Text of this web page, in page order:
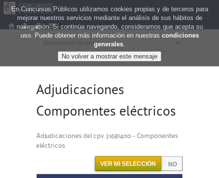
Adjudicaciones
Componentes eléctricos
Adjudicaciones del cpv 31681400 - Componentes
eléctricos
VER MI SELECCIÓN
En Concursos Públicos utilizamos cookies propias y de terceros para
mejorar nuestros servicios mediante el análisis de sus hábitos de
navegación. Si continúa navegando, consideramos que acepta su
uso. Puede obtener más información en nuestras condiciones
generales.